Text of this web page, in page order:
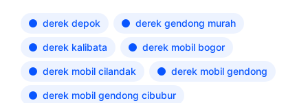
derek depok derek gendong murah
derek kalibata derek mobil bogor
derek mobil cilandak derek mobil gendong
derek mobil gendong cibubur